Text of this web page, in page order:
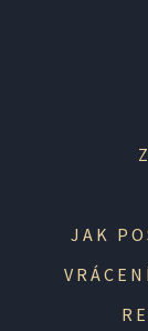
JAK